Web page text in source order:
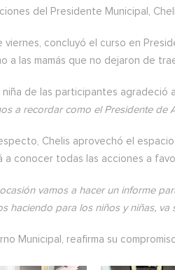
del Presidente Municipal,
viernes, concluyó el curso en
a las mamás que no dejaron de
niña de las participantes agradeció
a recordar como el Presidente de
Chelis aprovechó el
a conocer todas las acciones a
vamos a hacer un informe
haciendo para los niños y niñas, va
Municipal, reafirma su